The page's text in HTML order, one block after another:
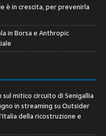
è in crescita, per prevenirla
in Borsa e Anthropic
mitico circuito di Senigallia
in streaming su Outsider
della ricostruzione e